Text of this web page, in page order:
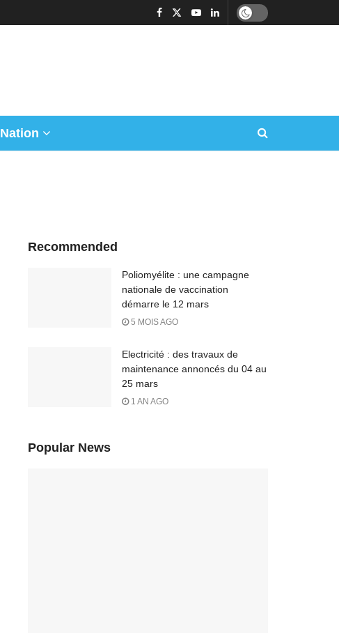
Nation
Recommended
Poliomyélite : une campagne
nationale de vaccination
démarre le 12 mars
5 MOIS AGO
Electricité : des travaux de
maintenance annoncés du 04 au
25 mars
1 AN AGO
Popular News